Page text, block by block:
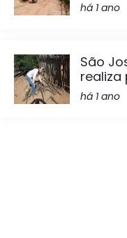
há 1 ano
São
realiza
há 1 ano